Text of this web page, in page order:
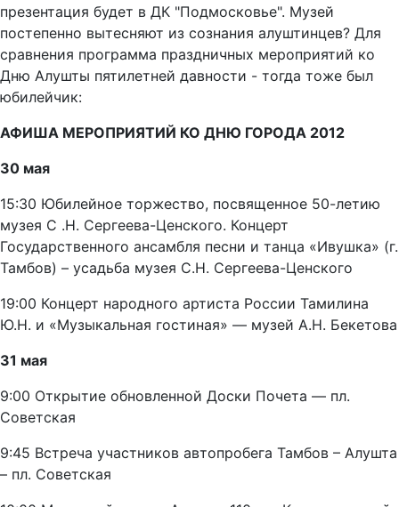
презентация будет в ДК "Подмосковье". Музей
постепенно вытесняют из сознания алуштинцев? Для
сравнения программа праздничных мероприятий ко
Дню Алушты пятилетней давности - тогда тоже был
юбилейчик:
АФИША МЕРОПРИЯТИЙ КО ДНЮ ГОРОДА 2012
30 мая
15:30 Юбилейное торжество, посвященное 50-летию
музея С .Н. Сергеева-Ценского. Концерт
Государственного ансамбля песни и танца «Ивушка» (г.
Тамбов) – усадьба музея С.Н. Сергеева-Ценского
19:00 Концерт народного артиста России Тамилина
Ю.Н. и «Музыкальная гостиная» — музей А.Н. Бекетова
31 мая
9:00 Открытие обновленной Доски Почета — пл.
Советская
9:45 Встреча участников автопробега Тамбов – Алушта
– пл. Советская